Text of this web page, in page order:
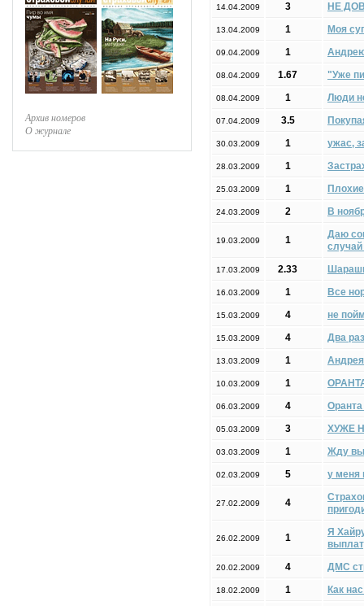
Архив номеров
О журнале
14.04.2009 3 НЕ
13.04.2009 1 Моя
09.04.2009 1
08.04.2009 1.67 "Уже
08.04.2009 1 Люди
07.04.2009 3.5
30.03.2009 1 ужас,
28.03.2009 1
25.03.2009 1
24.03.2009 2 В
19.03.2009 1
Даю
17.03.2009 2.33
16.03.2009 1 Все
15.03.2009 4 не
15.03.2009 4 Два
13.03.2009 1
10.03.2009 1
06.03.2009 4 Оранта
05.03.2009 3 ХУЖЕ
03.03.2009 1 Жду
02.03.2009 5 у меня
27.02.2009 4
26.02.2009 1
Я
20.02.2009 4 ДМС
18.02.2009 1 Как